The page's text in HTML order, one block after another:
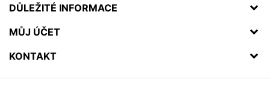
DŮLEŽITÉ INFORMACE
MŮJ ÚČET
KONTAKT